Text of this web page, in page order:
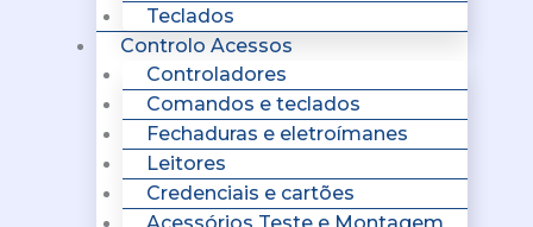
Teclados
Controlo Acessos
Controladores
Comandos e teclados
Fechaduras e eletroímanes
Leitores
Credenciais e cartões